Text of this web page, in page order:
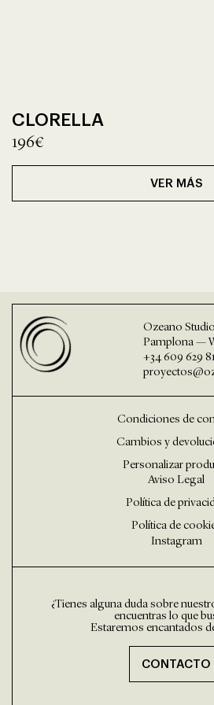
CLORELLA
196€
VER MÁS
Ozeano Studio
Pamplona —
+34 609 629
Condiciones de
Cambios y
Personalizar
Aviso Legal
Política de
Política de
Instagram
¿Tienes alguna duda sobre
encuentras lo que
Estaremos encantados
CONTACTO